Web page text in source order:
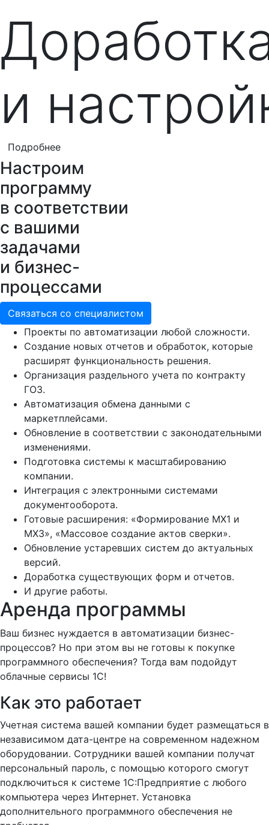
и
Подробнее
Настроим
программу
в соответствии
с вашими
задачами
и бизнес-
процессами
Связаться со специалистом
Проекты по автоматизации любой сложности.
Создание новых отчетов и обработок, которые
расширят функциональность решения.
Организация раздельного учета по контракту
ГОЗ.
Автоматизация обмена данными с
маркетплейсами.
Обновление в соответствии с законодательными
изменениями.
Подготовка системы к масштабированию
компании.
Интеграция с электронными системами
документооборота.
Готовые расширения: «Формирование МХ1 и
МХ3», «Массовое создание актов сверки».
Обновление устаревших систем до актуальных
версий.
Доработка существующих форм и отчетов.
И другие работы.
Аренда программы
Ваш бизнес нуждается в автоматизации бизнес-
процессов? Но при этом вы не готовы к покупке
программного обеспечения? Тогда вам подойдут
облачные сервисы 1С!
Как это работает
Учетная система вашей компании будет размещаться в
независимом дата-центре на современном надежном
оборудовании. Сотрудники вашей компании получат
персональный пароль, с помощью которого смогут
подключиться к системе 1С:Предприятие с любого
компьютера через Интернет. Установка
дополнительного программного обеспечения не